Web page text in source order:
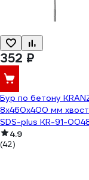
352 ₽
Бур по бетону
8x460x400 мм
SDS-plus KR-91-
4.9
(42)